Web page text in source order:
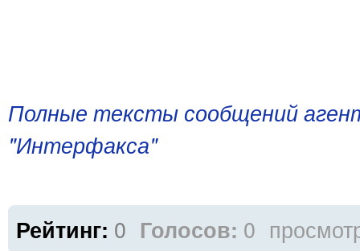
Полные тексты сообщений
"Интерфакса"
Рейтинг: 0 Голосов: 0